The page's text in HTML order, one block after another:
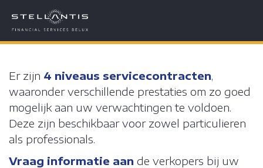
INSTELLINGEN COOKIES
en door de webbrowser van de gebruiker worden opgeslagen
of het mobiele apparaat van de gebruiker terwijl de gebruiker
Ze worden gebruikt om de interactie met een site vast te
anonieme gegevens die niet schadelijk zijn voor uw computer
apparaat. Meer info
FUNCTIONELE COOKIES
LAAT ALLES TOE
VERZEKERINGEN
SERVICES
Er zijn 4 niveaus servicecontracten,
waaronder verschillende prestaties om zo goed
mogelijk aan uw verwachtingen te voldoen.
Deze zijn beschikbaar voor zowel particulieren
als professionals.
Vraag informatie aan de verkopers bij uw